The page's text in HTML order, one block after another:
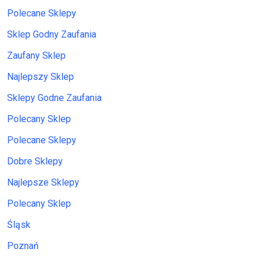
Polecane Sklepy
Sklep Godny Zaufania
Zaufany Sklep
Najlepszy Sklep
Sklepy Godne Zaufania
Polecany Sklep
Polecane Sklepy
Dobre Sklepy
Najlepsze Sklepy
Polecany Sklep
Śląsk
Poznań